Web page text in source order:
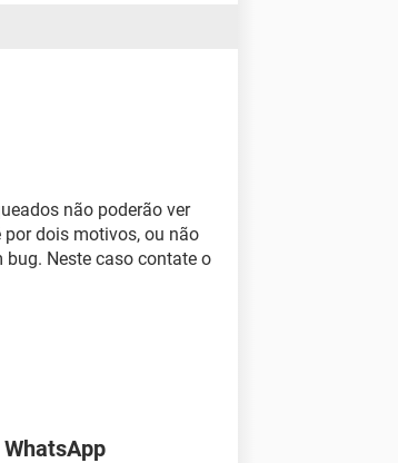
não poderão ver
dois motivos, ou não
Neste caso contate o